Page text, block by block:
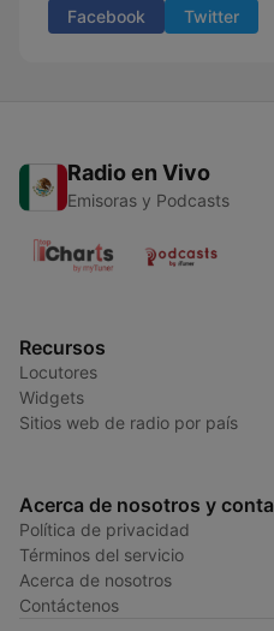
Facebook Twitter
Radio en Vivo
Emisoras y Podcasts
Recursos
Locutores
Widgets
Sitios web de radio por país
Acerca de nosotros y
Política de privacidad
Términos del servicio
Acerca de nosotros
Contáctenos